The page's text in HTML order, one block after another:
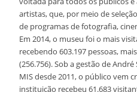
artistas, que, por meio de
de programas de
Em 2014, o museu foi o mais
recebendo 603.197 pessoas,
(256.756). Sob a gestão de
MIS desde 2011, o público vem
instituição recebeu 61.683